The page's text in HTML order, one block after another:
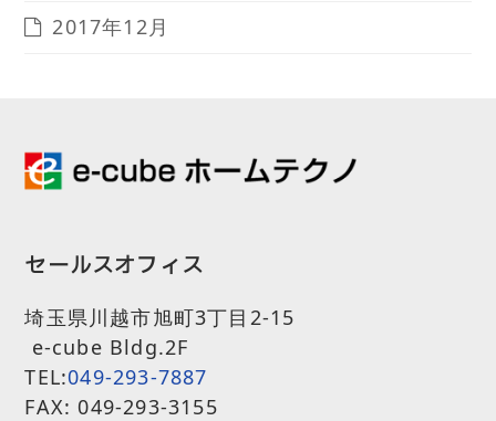
2017年12月
セールスオフィス
埼玉県川越市旭町3丁目2-15
e-cube Bldg.2F
TEL:049-293-7887
FAX: 049-293-3155